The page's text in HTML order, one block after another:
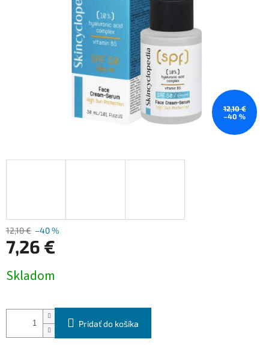
12,10 €
–40 %
12,10 € –40 %
7,26 €
cena:
Skladom
Pridať do košíka